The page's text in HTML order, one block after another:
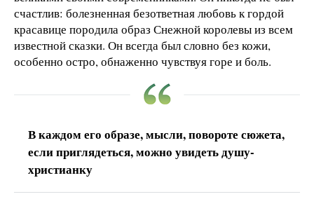
счастлив: болезненная безответная любовь к гордой
красавице породила образ Снежной королевы из всем
известной сказки. Он всегда был словно без кожи,
особенно остро, обнаженно чувствуя горе и боль.
В каждом его образе, мысли, повороте сюжета,
если приглядеться, можно увидеть душу-
христианку